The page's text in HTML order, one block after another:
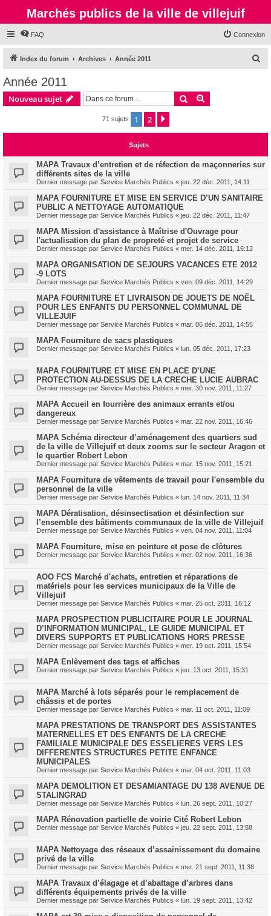
Marchés publics de la ville de villejuif
FAQ Connexion
Index du forum Archives Année 2011
Année 2011
Nouveau sujet Rechercher
71 sujets 1 2
Sujets
MAPA Travaux d’entretien et de réfection de maçonneries sur
différents sites de la ville
Dernier message par Service Marchés Publics « jeu. 22 déc. 2011, 14:11
MAPA FOURNITURE ET MISE EN SERVICE D’UN SANITAIRE
PUBLIC A NETTOYAGE AUTOMATIQUE
Dernier message par Service Marchés Publics « jeu. 22 déc. 2011, 11:47
MAPA Mission d'assistance à Maîtrise d'Ouvrage pour
l'actualisation du plan de propreté et projet de service
Dernier message par Service Marchés Publics « mer. 14 déc. 2011, 16:12
MAPA ORGANISATION DE SEJOURS VACANCES ETE 2012
-9 LOTS
Dernier message par Service Marchés Publics « ven. 09 déc. 2011, 14:29
MAPA FOURNITURE ET LIVRAISON DE JOUETS DE NOËL
POUR LES ENFANTS DU PERSONNEL COMMUNAL DE
VILLEJUIF
Dernier message par Service Marchés Publics « mar. 06 déc. 2011, 14:55
MAPA Fourniture de sacs plastiques
Dernier message par Service Marchés Publics « lun. 05 déc. 2011, 17:23
MAPA FOURNITURE ET MISE EN PLACE D’UNE
PROTECTION AU-DESSUS DE LA CRECHE LUCIE AUBRAC
Dernier message par Service Marchés Publics « mer. 30 nov. 2011, 11:27
MAPA Accueil en fourrière des animaux errants et/ou
dangereux
Dernier message par Service Marchés Publics « mar. 22 nov. 2011, 16:46
MAPA Schéma directeur d’aménagement des quartiers sud
de la ville de Villejuif et deux zooms sur le secteur Aragon et
le quartier Robert Lebon
Dernier message par Service Marchés Publics « mar. 15 nov. 2011, 15:21
MAPA Fourniture de vêtements de travail pour l'ensemble du
personnel de la ville
Dernier message par Service Marchés Publics « lun. 14 nov. 2011, 11:34
MAPA Dératisation, désinsectisation et désinfection sur
l’ensemble des bâtiments communaux de la ville de Villejuif
Dernier message par Service Marchés Publics « ven. 04 nov. 2011, 11:04
MAPA Fourniture, mise en peinture et pose de clôtures
Dernier message par Service Marchés Publics « mer. 02 nov. 2011, 16:36
AOO FCS Marché d'achats, entretien et réparations de
matériels pour les services municipaux de la Ville de
Villejuif
Dernier message par Service Marchés Publics « mar. 25 oct. 2011, 16:12
MAPA PROSPECTION PUBLICITAIRE POUR LE JOURNAL
D’INFORMATION MUNICIPAL, LE GUIDE MUNICIPAL ET
DIVERS SUPPORTS ET PUBLICATIONS HORS PRESSE
Dernier message par Service Marchés Publics « mer. 19 oct. 2011, 15:54
MAPA Enlèvement des tags et affiches
Dernier message par Service Marchés Publics « jeu. 13 oct. 2011, 15:31
MAPA Marché à lots séparés pour le remplacement de
châssis et de portes
Dernier message par Service Marchés Publics « mar. 11 oct. 2011, 11:09
MAPA PRESTATIONS DE TRANSPORT DES ASSISTANTES
MATERNELLES ET DES ENFANTS DE LA CRECHE
FAMILIALE MUNICIPALE DES ESSELIERES VERS LES
DIFFERENTES STRUCTURES PETITE ENFANCE
MUNICIPALES
Dernier message par Service Marchés Publics « mar. 04 oct. 2011, 11:03
MAPA DEMOLITION ET DESAMIANTAGE DU 138 AVENUE DE
STALINGRAD
Dernier message par Service Marchés Publics « lun. 26 sept. 2011, 10:27
MAPA Rénovation partielle de voirie Cité Robert Lebon
Dernier message par Service Marchés Publics « jeu. 22 sept. 2011, 13:58
MAPA Nettoyage des réseaux d’assainissement du domaine
privé de la ville
Dernier message par Service Marchés Publics « mer. 21 sept. 2011, 11:38
MAPA Travaux d’élagage et d’abattage d’arbres dans
différents équipements privés de la ville
Dernier message par Service Marchés Publics « lun. 19 sept. 2011, 13:42